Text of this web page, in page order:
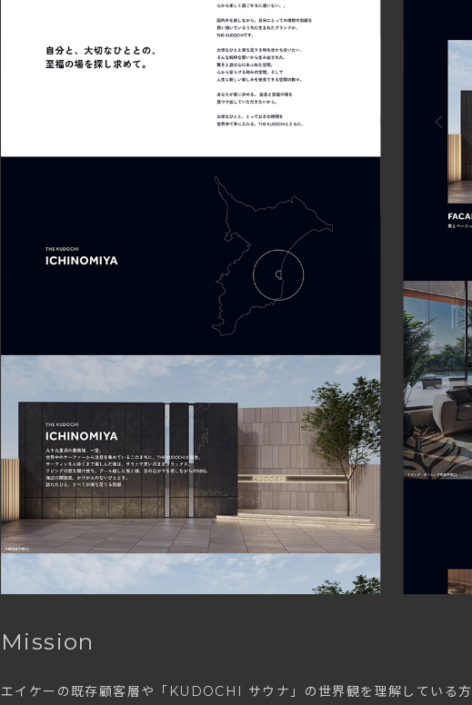
Mission
エイケーの既存顧客層や「KUDOCHI サウナ」の世界観を理解している